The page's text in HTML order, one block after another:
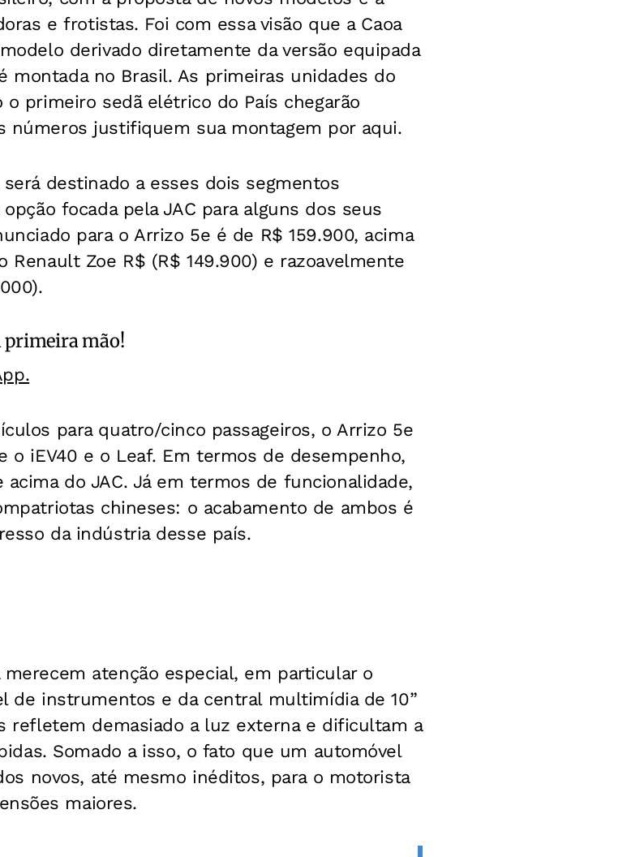
e frotistas. Foi com essa visão que a Caoa
derivado diretamente da versão equipada
montada no Brasil. As primeiras unidades do
primeiro sedã elétrico do País chegarão
números justifiquem sua montagem por aqui.
destinado a esses dois segmentos
focada pela JAC para alguns dos seus
para o Arrizo 5e é de R$ 159.900, acima
Renault Zoe R$ (R$ 149.900) e razoavelmente
primeira mão!
para quatro/cinco passageiros, o Arrizo 5e
o iEV40 e o Leaf. Em termos de desempenho,
do JAC. Já em termos de funcionalidade,
chineses: o acabamento de ambos é
da indústria desse país.
atenção especial, em particular o
de instrumentos e da central multimídia de 10”
refletem demasiado a luz externa e dificultam a
Somado a isso, o fato que um automóvel
novos, até mesmo inéditos, para o motorista
maiores.